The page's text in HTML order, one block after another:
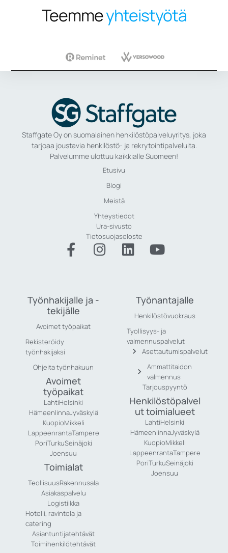
Teemmeyhteistyötä
Staffgate Oy on suomalainen henkilöstöpalveluyritys, joka
tarjoaa joustavia henkilöstö- ja rekrytointipalveluita.
Palvelumme ulottuu kaikkialle Suomeen!
Etusivu
Blogi
Meistä
Yhteystiedot
Ura-sivusto
Tietosuojaseloste
Työnhakijalle ja -
tekijälle
Avoimet työpaikat
Rekisteröidy
työnhakijaksi
Ohjeita työnhakuun
Avoimet
työpaikat
LahtiHelsinki
HämeenlinnaJyväskylä
KuopioMikkeli
LappeenrantaTampere
PoriTurkuSeinäjoki
Joensuu
Toimialat
TeollisuusRakennusala
Asiakaspalvelu
Logistiikka
Hotelli, ravintola ja
catering
Asiantuntijatehtävät
Toimihenkilötehtävät
Työnantajalle
Henkilöstövuokraus
Tyollisyys- ja
valmennuspalvelut
Asettautumispalvelut
Ammattitaidon
valmennus
Tarjouspyyntö
Henkilöstöpalvel
ut toimialueet
LahtiHelsinki
HämeenlinnaJyväskylä
KuopioMikkeli
LappeenrantaTampere
PoriTurkuSeinäjoki
Joensuu